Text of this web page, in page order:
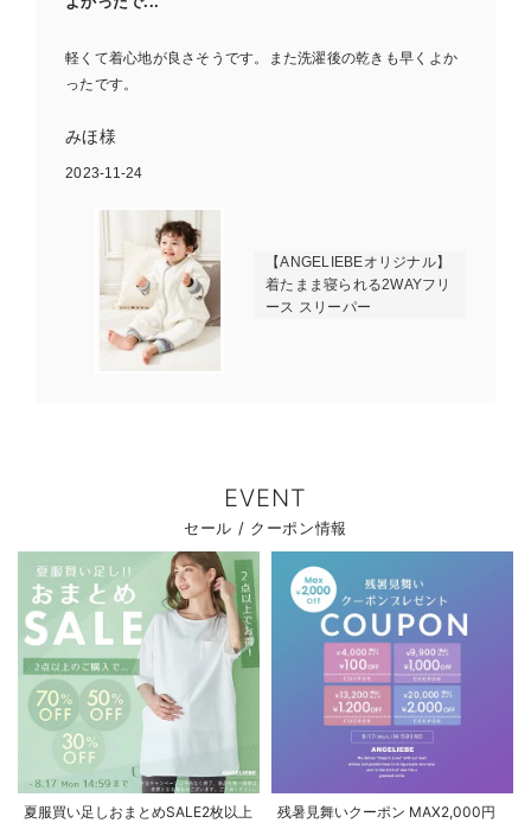
軽くて着心地が良さそうです。また洗濯後の乾きも早くよか
ったです。
みほ様
2023-11-24
【ANGELIEBEオリジナル】
着たまま寝られる2WAYフリ
ース スリーパー
EVENT
セール / クーポン情報
夏服買い足しおまとめSALE2枚以上
残暑見舞いクーポン MAX2,000円